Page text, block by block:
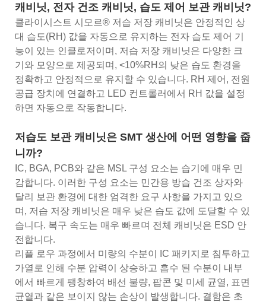
캐비닛, 전자 건조 캐비닛, 습도 제어 보관 캐비닛?
클라이시스트 시모르® 저습 저장 캐비닛은 안정적인 상
대 습도(RH) 값을 자동으로 유지하는 전자 습도 제어 기
능이 있는 인클로저이며, 저습 저장 캐비닛은 다양한 크
기와 모양으로 제공되며, <10%RH의 낮은 습도 환경을
정확하고 안정적으로 유지할 수 있습니다. RH 제어, 전원
공급 장치에 연결하고 LED 컨트롤러에서 RH 값을 설정
하면 자동으로 작동합니다.
저습도 보관 캐비닛은 SMT 생산에 어떤 영향을 줍
니까?
IC, BGA, PCB와 같은 MSL 구성 요소는 습기에 매우 민
감합니다. 이러한 구성 요소는 민간용 방습 건조 상자와
달리 보관 환경에 대한 엄격한 요구 사항을 가지고 있으
며, 저습 저장 캐비닛은 매우 낮은 습도 값에 도달할 수 있
습니다. 복구 속도는 매우 빠르며 전체 캐비닛은 ESD 안
전합니다.
리플 로우 과정에서 미량의 수분이 IC 패키지로 침투하고
가열로 인해 수분 압력이 상승하고 흡수 된 수분이 내부
에서 빠르게 팽창하여 배선 불량, 팝콘 및 미세 균열, 표면
균열과 같은 보이지 않는 손상이 발생합니다. 결함은 초